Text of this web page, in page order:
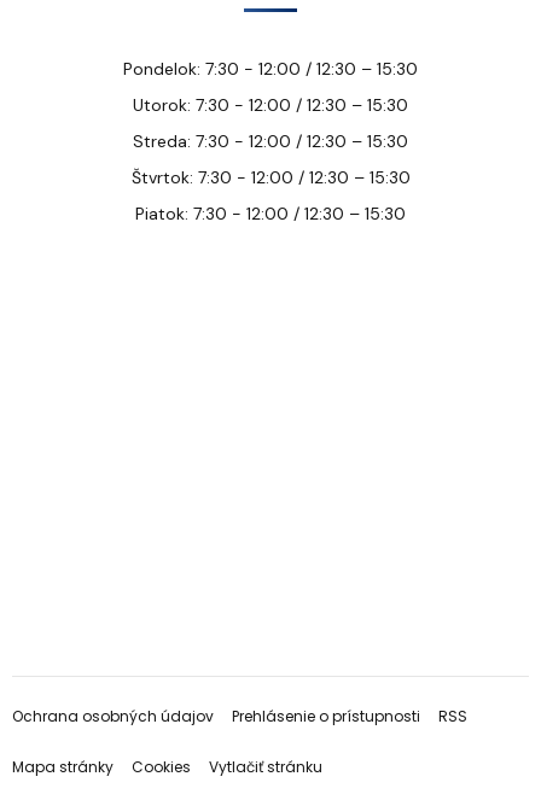
Pondelok: 7:30 - 12:00 / 12:30 – 15:30
Utorok: 7:30 - 12:00 / 12:30 – 15:30
Streda: 7:30 - 12:00 / 12:30 – 15:30
Štvrtok: 7:30 - 12:00 / 12:30 – 15:30
Piatok: 7:30 - 12:00 / 12:30 – 15:30
Ochrana osobných údajov Prehlásenie o prístupnosti RSS
Mapa stránky Cookies Vytlačiť stránku